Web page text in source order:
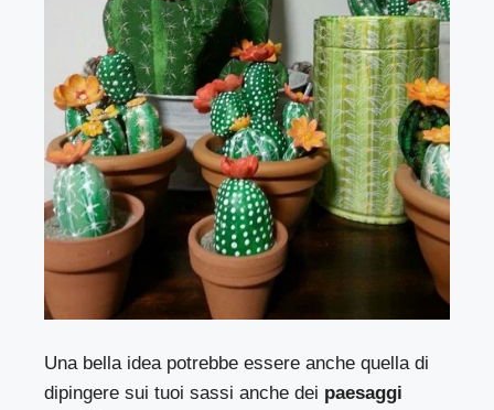
Una bella idea potrebbe essere anche quella di
dipingere sui tuoi sassi anche dei paesaggi